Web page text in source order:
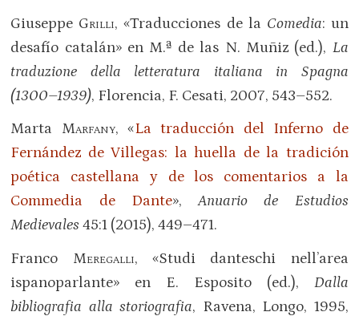
Giuseppe Grilli, «Traducciones de la Comedia: un
desafío catalán» en M.ª de las N. Muñiz (ed.), La
traduzione della letteratura italiana in Spagna
(1300–1939), Florencia, F. Cesati, 2007, 543–552.
Marta Marfany, «La traducción del Inferno de
Fernández de Villegas: la huella de la tradición
poética castellana y de los comentarios a la
Commedia de Dante»,Anuario de Estudios
Medievales45:1 (2015), 449–471.
Franco Meregalli, «Studi danteschi nell’area
ispanoparlante» en E. Esposito (ed.), Dalla
bibliografia alla storiografia, Ravena, Longo, 1995,